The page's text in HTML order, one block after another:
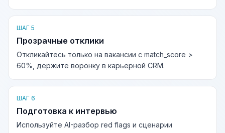
ШАГ 5
Прозрачные отклики
Откликайтесь только на вакансии с match_score >
60%, держите воронку в карьерной CRM.
ШАГ 6
Подготовка к интервью
Используйте AI-разбор red flags и сценарии